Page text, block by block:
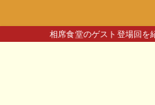
相席食堂のゲスト登場回を